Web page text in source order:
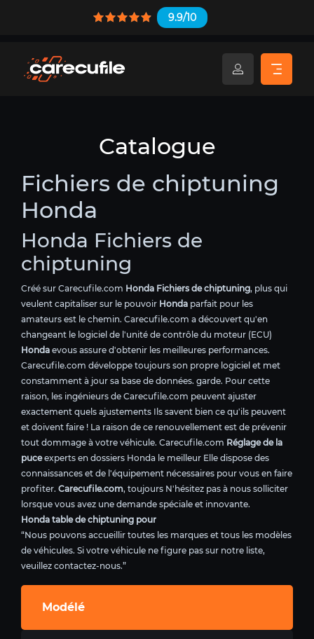
9.9/10
Catalogue
Fichiers de chiptuning
Honda
Honda Fichiers de
chiptuning
Créé sur Carecufile.com Honda Fichiers de chiptuning, plus qui
veulent capitaliser sur le pouvoir Honda parfait pour les
amateurs est le chemin. Carecufile.com a découvert qu'en
changeant le logiciel de l'unité de contrôle du moteur (ECU)
Honda evous assure d'obtenir les meilleures performances.
Carecufile.com développe toujours son propre logiciel et met
constamment à jour sa base de données. garde. Pour cette
raison, les ingénieurs de Carecufile.com peuvent ajuster
exactement quels ajustements Ils savent bien ce qu'ils peuvent
et doivent faire ! La raison de ce renouvellement est de prévenir
tout dommage à votre véhicule. Carecufile.com Réglage de la
puceexperts en dossiers Honda le meilleur Elle dispose des
connaissances et de l'équipement nécessaires pour vous en faire
profiter. Carecufile.com, toujours N'hésitez pas à nous solliciter
lorsque vous avez une demande spéciale et innovante.
Honda table de chiptuning pour
“Nous pouvons accueillir toutes les marques et tous les modèles
de véhicules. Si votre véhicule ne figure pas sur notre liste,
veuillez contactez-nous.”
Modélé